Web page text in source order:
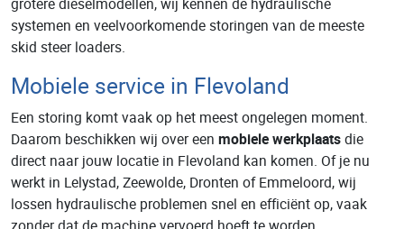
systemen en veelvoorkomende storingen van de meeste
skid steer loaders.
Mobiele service in Flevoland
Een storing komt vaak op het meest ongelegen moment.
Daarom beschikken wij over een mobiele werkplaatsdie
direct naar jouw locatie in Flevoland kan komen. Of je nu
werkt in Lelystad, Zeewolde, Dronten of Emmeloord, wij
lossen hydraulische problemen snel en efficiënt op, vaak